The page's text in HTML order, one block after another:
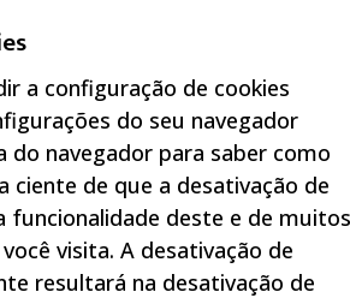
a configuração de cookies
do seu navegador
do navegador para saber como
ciente de que a desativação de
funcionalidade deste e de muitos
visita. A desativação de
resultará na desativação de